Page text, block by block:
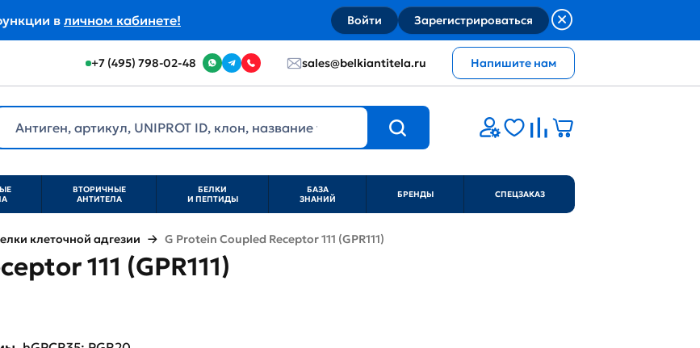
в личном кабинете! Войти Зарегистрироваться
+7 (495) 798-02-48 sales@belkiantitela.ru Напишите нам
ВТОРИЧНЫЕ
АНТИТЕЛА
БЕЛКИ
И ПЕПТИДЫ
БАЗА
ЗНАНИЙ
БРЕНДЫ СПЕЦЗАКАЗ
клеточной адгезии G Protein Coupled Receptor 111 (GPR111)
111 (GPR111)